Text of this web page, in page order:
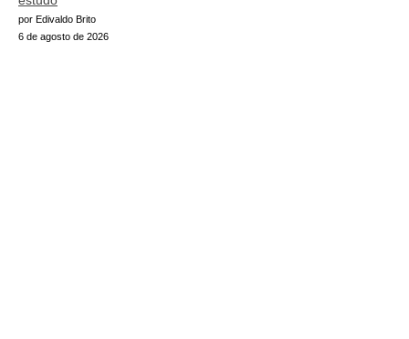
por Edivaldo Brito
6 de agosto de 2026